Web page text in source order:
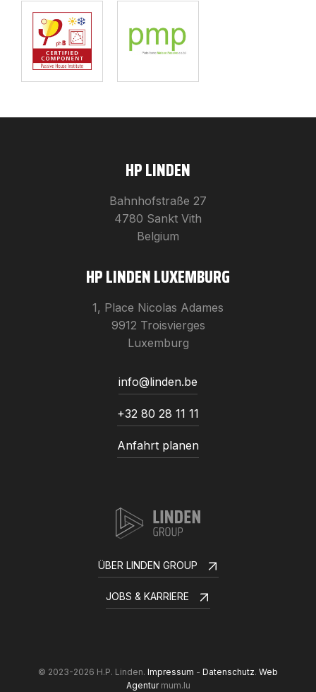
HP LINDEN
Bahnhofstraße 27
4780 Sankt Vith
Belgium
HP LINDEN LUXEMBURG
1, Place Nicolas Adames
9912 Troisvierges
Luxemburg
info@linden.be
+32 80 28 11 11
Anfahrt planen
ÜBER LINDEN GROUP
JOBS & KARRIERE
© 2023-2026 H.P. Linden. Impressum - Datenschutz. Web
Agentur mum.lu